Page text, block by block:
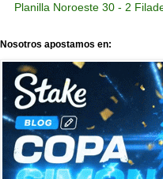
Planilla Noroeste 30 - 2
Nosotros apostamos en: